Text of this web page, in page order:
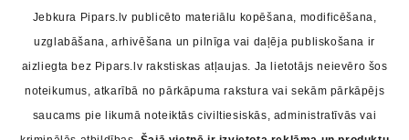
Jebkura Pipars.lv publicēto materiālu kopēšana, modificēšana,
uzglabāšana, arhivēšana un pilnīga vai daļēja publiskošana ir
aizliegta bez Pipars.lv rakstiskas atļaujas. Ja lietotājs neievēro šos
noteikumus, atkarībā no pārkāpuma rakstura vai sekām pārkāpējs
saucams pie likumā noteiktās civiltiesiskās, administratīvās vai